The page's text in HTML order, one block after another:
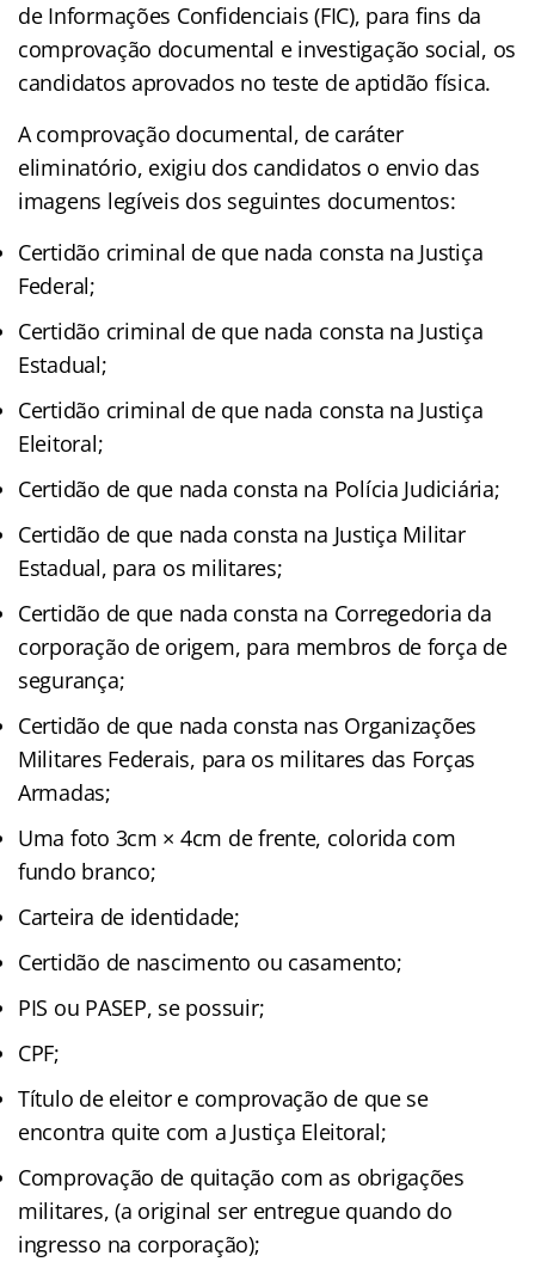
de Informações Confidenciais (FIC), para fins da
comprovação documental e investigação social, os
candidatos aprovados no teste de aptidão física.
A comprovação documental, de caráter
eliminatório, exigiu dos candidatos o envio das
imagens legíveis dos seguintes documentos:
Certidão criminal de que nada consta na Justiça
Federal;
Certidão criminal de que nada consta na Justiça
Estadual;
Certidão criminal de que nada consta na Justiça
Eleitoral;
Certidão de que nada consta na Polícia Judiciária;
Certidão de que nada consta na Justiça Militar
Estadual, para os militares;
Certidão de que nada consta na Corregedoria da
corporação de origem, para membros de força de
segurança;
Certidão de que nada consta nas Organizações
Militares Federais, para os militares das Forças
Armadas;
Uma foto 3cm × 4cm de frente, colorida com
fundo branco;
Carteira de identidade;
Certidão de nascimento ou casamento;
PIS ou PASEP, se possuir;
CPF;
Título de eleitor e comprovação de que se
encontra quite com a Justiça Eleitoral;
Comprovação de quitação com as obrigações
militares, (a original ser entregue quando do
ingresso na corporação);